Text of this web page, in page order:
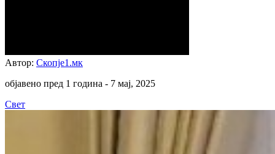
Автор: Скопје1.мк
објавено пред 1 година - 7 мај, 2025
Свет